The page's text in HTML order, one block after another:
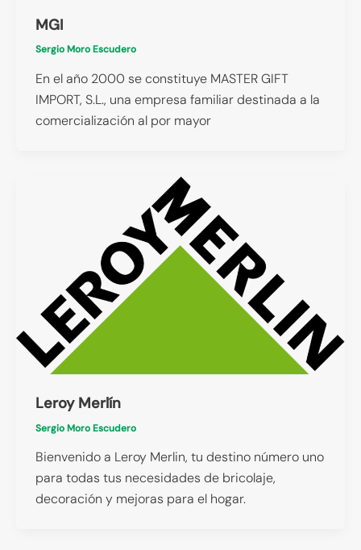
MGI
Sergio Moro Escudero
En el año 2000 se constituye MASTER GIFT
IMPORT, S.L., una empresa familiar destinada a la
comercialización al por mayor
Leroy Merlín
Sergio Moro Escudero
Bienvenido a Leroy Merlin, tu destino número uno
para todas tus necesidades de bricolaje,
decoración y mejoras para el hogar.